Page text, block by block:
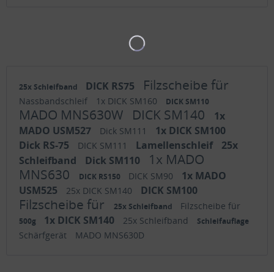
25x Schleifband DICK RS75 Filzscheibe für
Nassbandschleif 1x DICK SM160 DICK SM110
MADO MNS630W DICK SM140
1x
MADO USM527
Dick SM111
1x DICK SM100
Dick RS-75
DICK SM111 Lamellenschleif
25x
Schleifband
Dick SM110
1x MADO
MNS630
DICK RS150 DICK SM90
1x MADO
USM525
25x DICK SM140 DICK SM100
Filzscheibe für 25x Schleifband Filzscheibe für
500g 1x DICK SM140 25x Schleifband Schleifauflage
Schärfgerät MADO MNS630D